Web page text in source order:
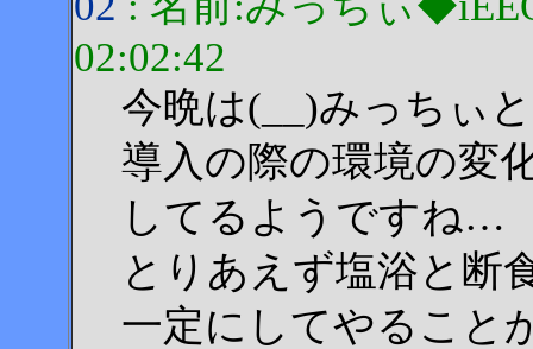
02:02:42
今晩は(__)みっちぃ
導入の際の環境の変
してるようですね…
とりあえず塩浴と断
一定にしてやること